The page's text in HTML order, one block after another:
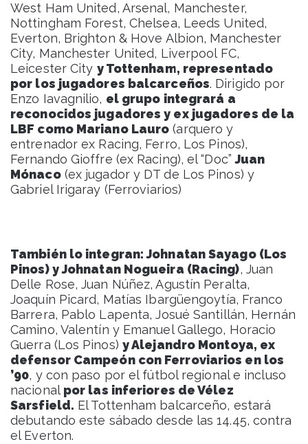
West Ham United, Arsenal, Manchester,
Nottingham Forest, Chelsea, Leeds United,
Everton, Brighton & Hove Albion, Manchester
City, Manchester United, Liverpool FC,
Leicester City y Tottenham, representado
por los jugadores balcarceños. Dirigido por
Enzo Iavagnilio, el grupo integrará a
reconocidos jugadores y ex jugadores de la
LBF como Mariano Lauro (arquero y
entrenador ex Racing, Ferro, Los Pinos),
Fernando Gioffre (ex Racing), el “Doc”Juan
Mónaco(ex jugador y DT de Los Pinos) y
Gabriel Irigaray (Ferroviarios)
También lo integran: Johnatan Sayago (Los
Pinos) y Johnatan Nogueira (Racing), Juan
Delle Rose, Juan Núñez, Agustín Peralta,
Joaquín Picard, Matías Ibargüengoytía, Franco
Barrera, Pablo Lapenta, Josué Santillán, Hernán
Camino, Valentín y Emanuel Gallego, Horacio
Guerra (Los Pinos) y Alejandro Montoya, ex
defensor Campeón con Ferroviarios en los
’90, y con paso por el fútbol regional e incluso
nacionalpor las inferiores de Vélez
Sarsfield. El Tottenham balcarceño, estará
debutando este sábado desde las 14.45, contra
el Everton.